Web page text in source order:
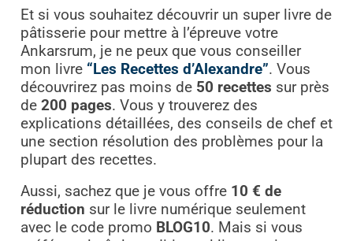
Et si vous souhaitez découvrir un super livre de
pâtisserie pour mettre à l’épreuve votre
Ankarsrum, je ne peux que vous conseiller
mon livre “Les Recettes d’Alexandre”. Vous
découvrirez pas moins de 50 recettes sur près
de 200 pages. Vous y trouverez des
explications détaillées, des conseils de chef et
une section résolution des problèmes pour la
plupart des recettes.
Aussi, sachez que je vous offre 10 € de
réduction sur le livre numérique seulement
avec le code promo BLOG10. Mais si vous